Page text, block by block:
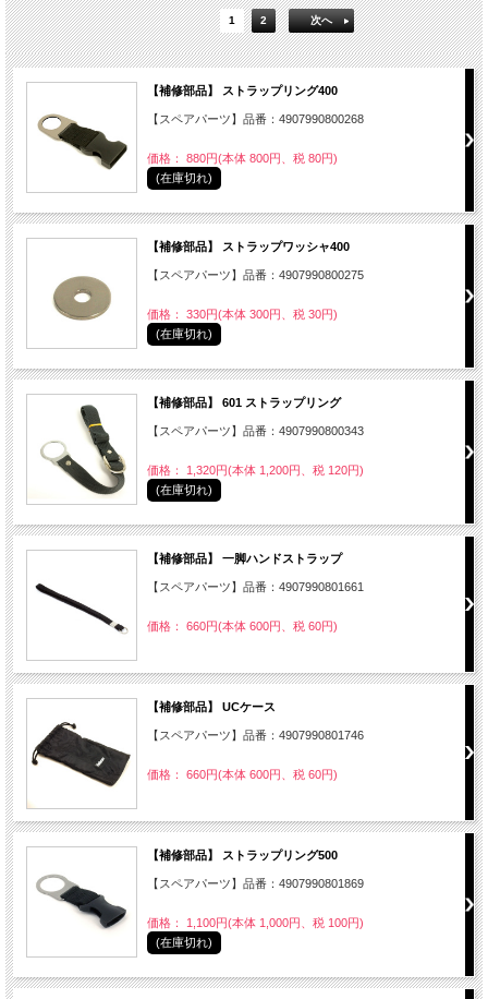
1 2 次へ
【補修部品】 ストラップリング400
【スペアパーツ】品番：4907990800268
価格： 880円(本体 800円、税 80円)
(在庫切れ)
【補修部品】 ストラップワッシャ400
【スペアパーツ】品番：4907990800275
価格： 330円(本体 300円、税 30円)
(在庫切れ)
【補修部品】 601 ストラップリング
【スペアパーツ】品番：4907990800343
価格： 1,320円(本体 1,200円、税 120円)
(在庫切れ)
【補修部品】 一脚ハンドストラップ
【スペアパーツ】品番：4907990801661
価格： 660円(本体 600円、税 60円)
【補修部品】 UCケース
【スペアパーツ】品番：4907990801746
価格： 660円(本体 600円、税 60円)
【補修部品】 ストラップリング500
【スペアパーツ】品番：4907990801869
価格： 1,100円(本体 1,000円、税 100円)
(在庫切れ)